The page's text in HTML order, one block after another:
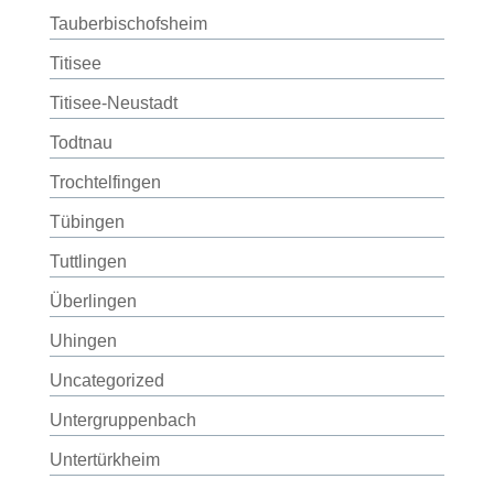
Tauberbischofsheim
Titisee
Titisee-Neustadt
Todtnau
Trochtelfingen
Tübingen
Tuttlingen
Überlingen
Uhingen
Uncategorized
Untergruppenbach
Untertürkheim